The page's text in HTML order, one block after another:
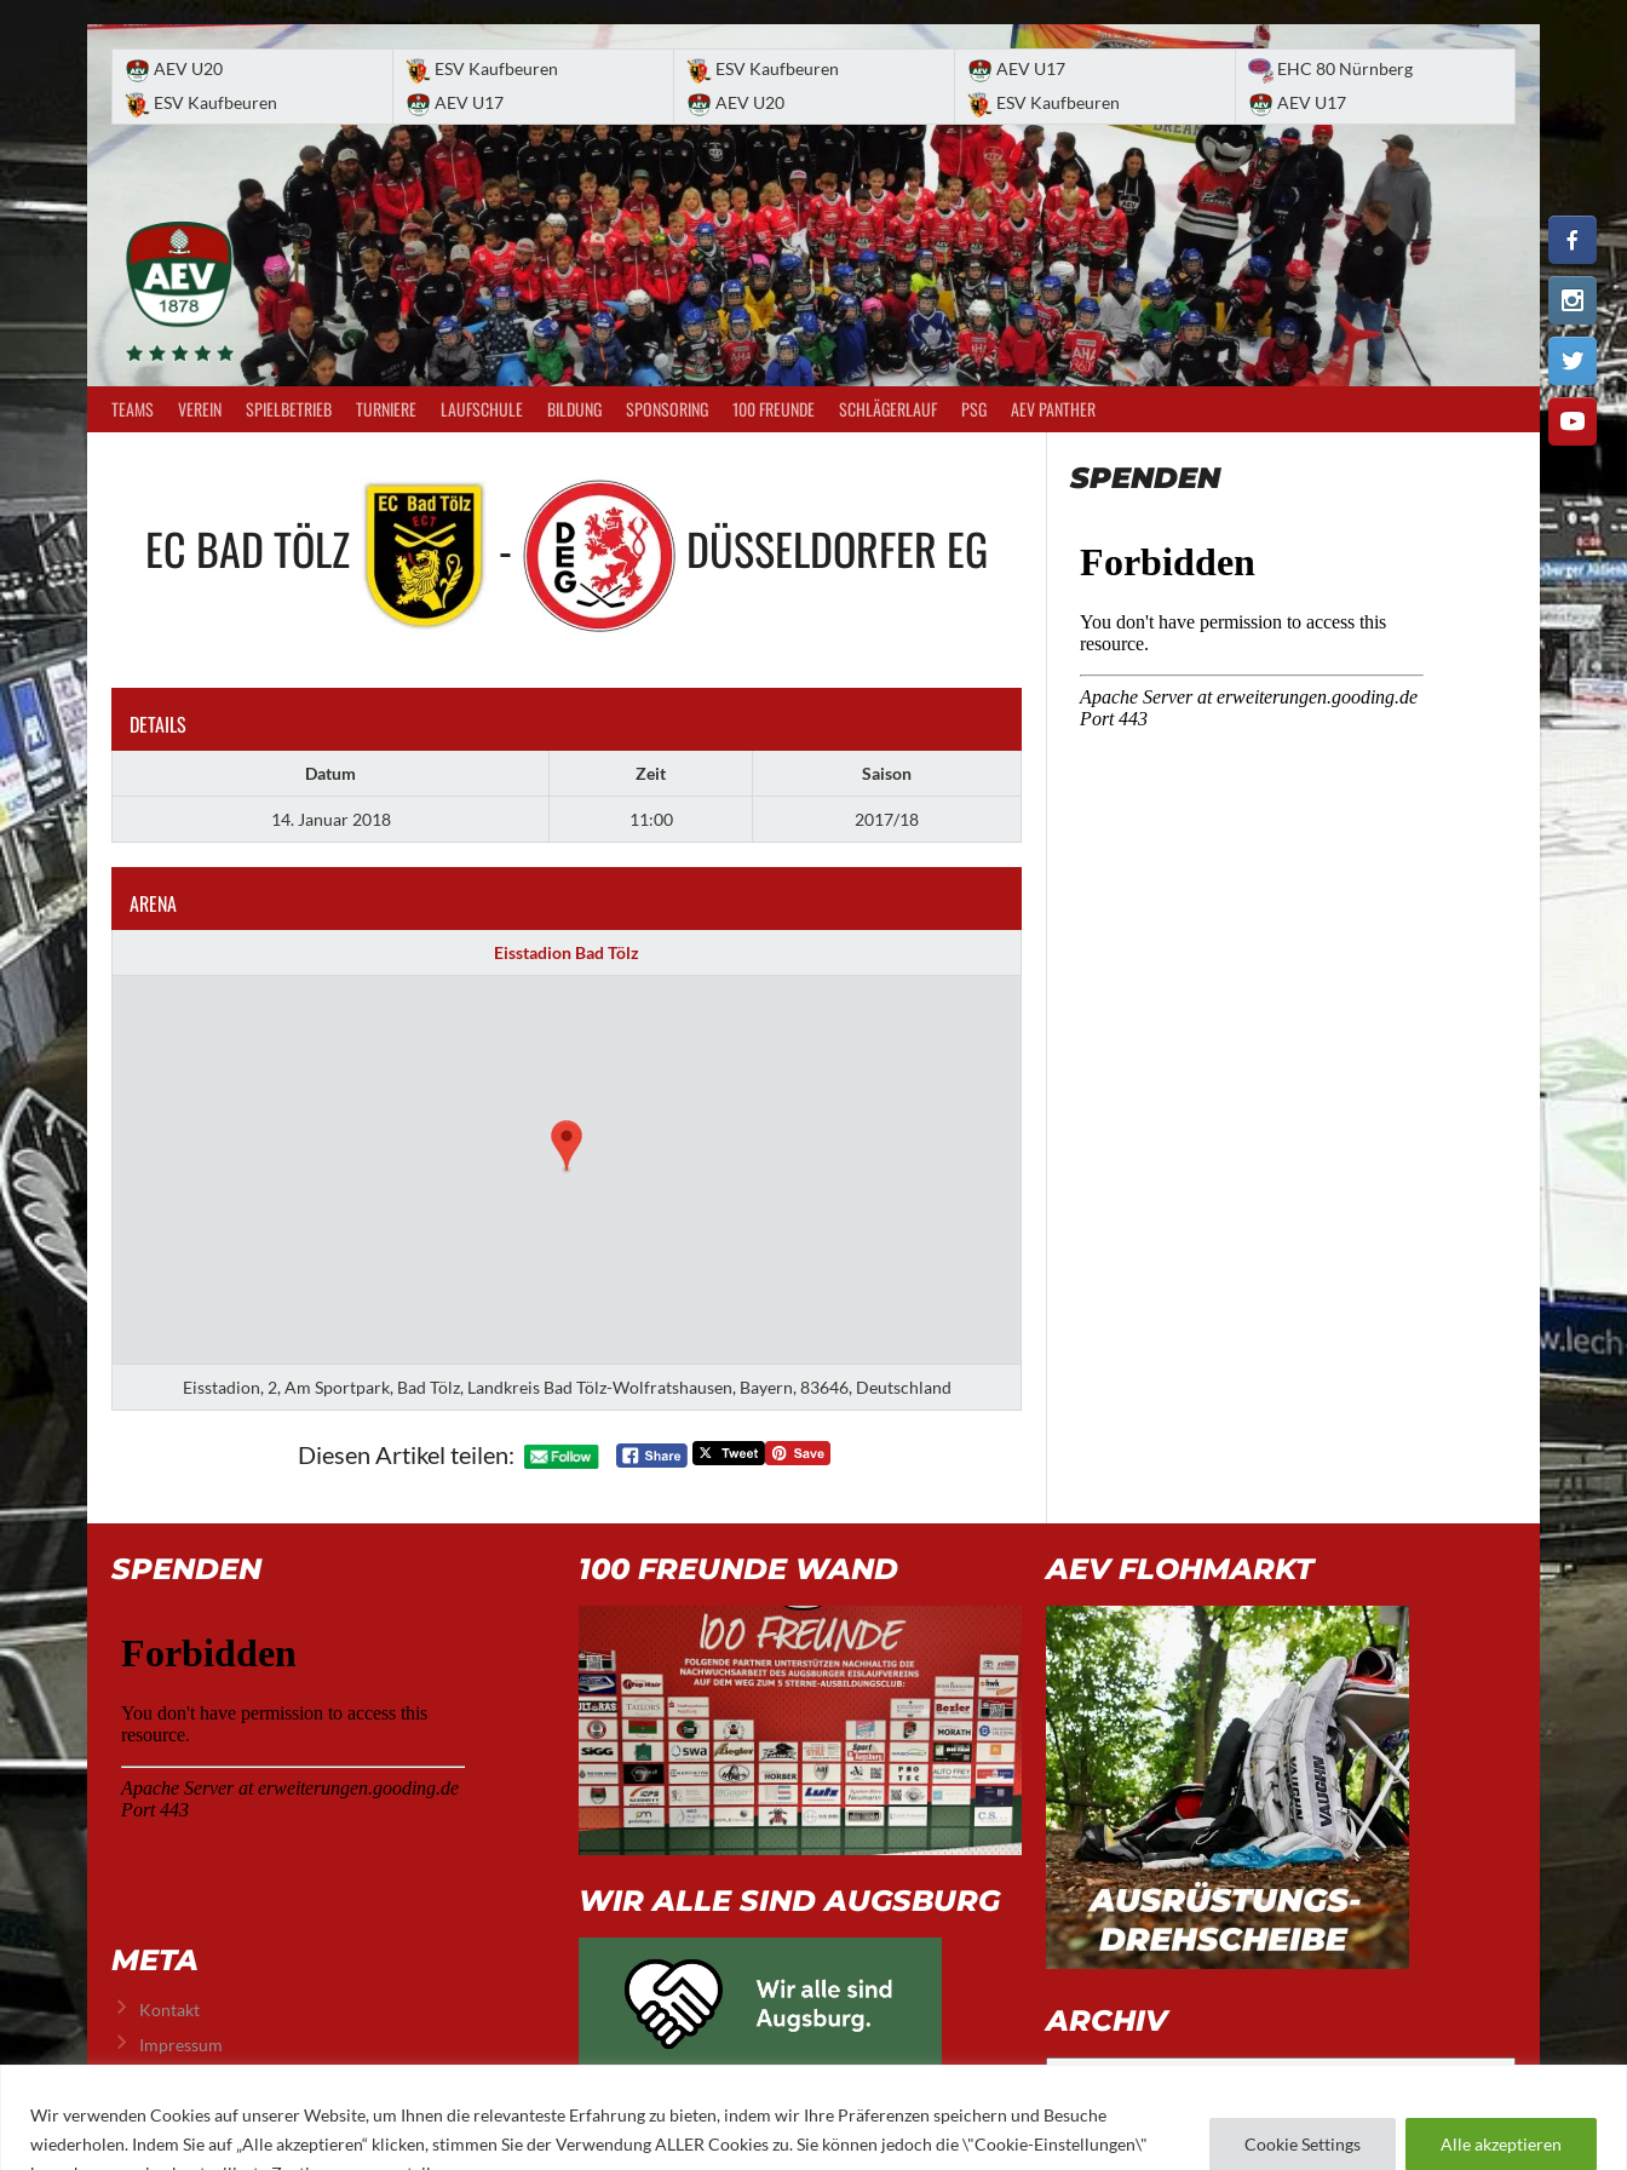
Wir verwenden Cookies auf unserer Website, um Ihnen die relevanteste Erfahrung zu bieten, indem wir Ihre Präferenzen speichern und Besuche
wiederholen. Indem Sie auf „Alle akzeptieren“ klicken, stimmen Sie der Verwendung ALLER Cookies zu. Sie können jedoch die \"Cookie-Einstellungen\"
Cookie Settings Alle akzeptieren
AEV U20
ESV Kaufbeuren
ESV Kaufbeuren
AEV U17
ESV Kaufbeuren
AEV U20
AEV U17
ESV Kaufbeuren
EHC 80 Nürnberg
AEV U17
TEAMS VEREIN SPIELBETRIEB TURNIERE LAUFSCHULE BILDUNG SPONSORING 100 FREUNDE SCHLÄGERLAUF PSG AEV PANTHER
EC BAD TÖLZ - DÜSSELDORFER EG
DETAILS
Datum Zeit Saison
14. Januar 2018 11:00 2017/18
ARENA
Eisstadion Bad Tölz
Eisstadion, 2, Am Sportpark, Bad Tölz, Landkreis Bad Tölz-Wolfratshausen, Bayern, 83646, Deutschland
Diesen Artikel teilen:
SPENDEN
SPENDEN
META
Kontakt
Impressum
100 FREUNDE WAND
WIR ALLE SIND AUGSBURG
AEV FLOHMARKT
ARCHIV
Archiv
© 2026 AUGSBURGER EISLAUFVEREIN E.V. AUGSBURGER EV